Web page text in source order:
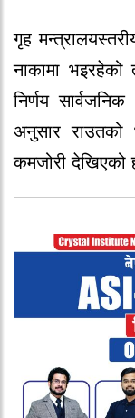
गृह
नाकामा भइरहेको
निर्णय
अनुसार राउतको
कमजोरी देखिएको